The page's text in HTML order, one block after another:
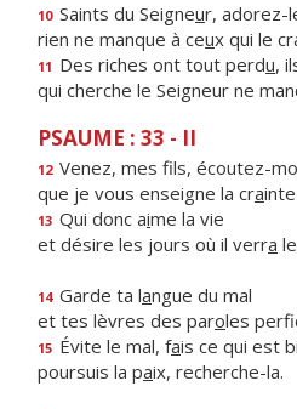
10 Saints du Seigneur, adorez-
rien ne manque à ceux qui le
11 Des riches ont tout perdu,
qui cherche le Seigneur ne
PSAUME : 33 - II
12 Venez, mes fls, écoutez-
que je vous enseigne la cra
13 Qui donc aime la vie
et désire les jours où il verra
14 Garde ta langue du mal
et tes lèvres des paroles
15 Évite le mal, fais ce qui est
poursuis la paix, recherche-la.